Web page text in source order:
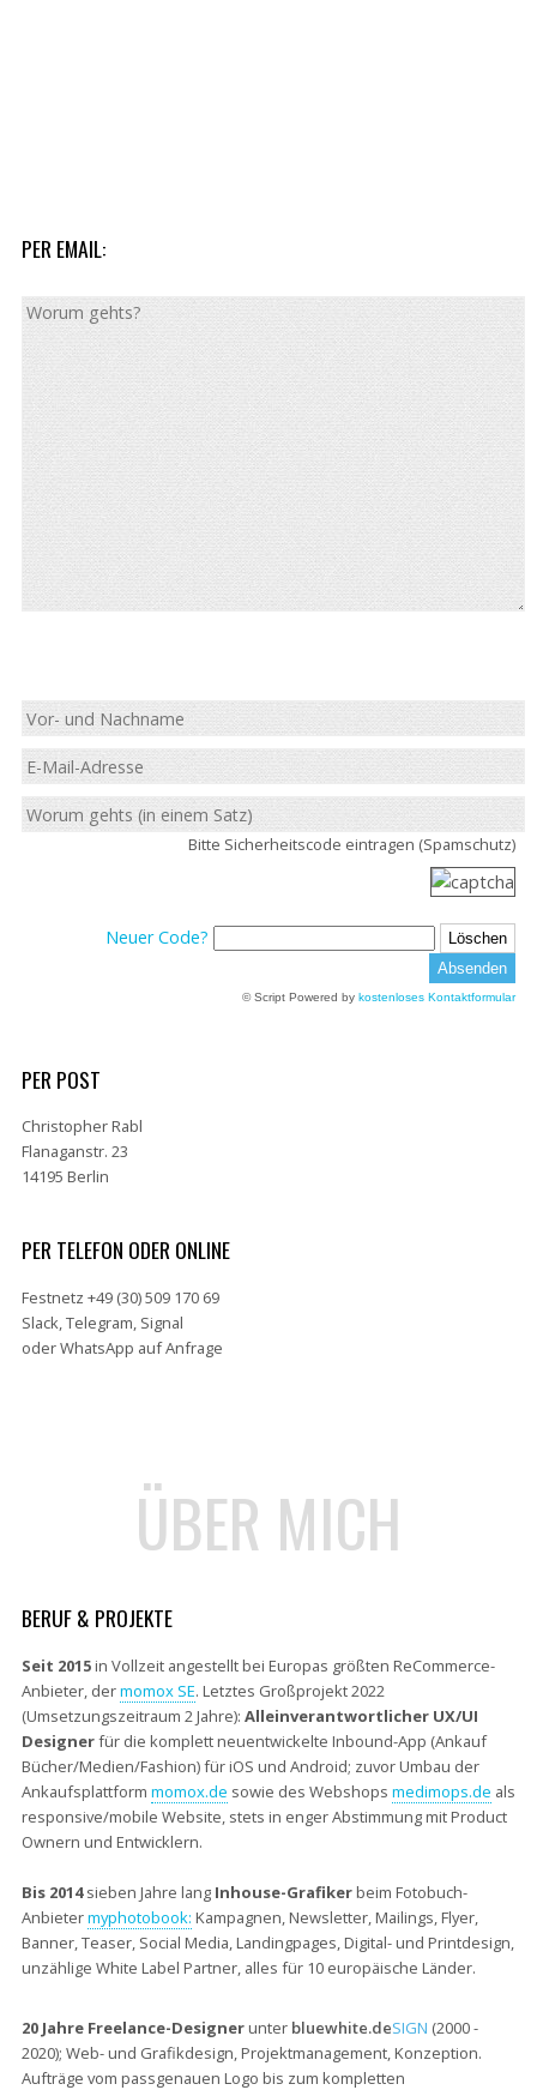
PER EMAIL:
Bitte Sicherheitscode eintragen (Spamschutz)
Neuer Code?
© Script Powered bykostenloses Kontaktformular
PER POST
Christopher Rabl
Flanaganstr. 23
14195 Berlin
PER TELEFON ODER ONLINE
Festnetz +49 (30) 509 170 69
Slack, Telegram, Signal
oder WhatsApp auf Anfrage
ÜBER MICH
BERUF & PROJEKTE
Seit 2015in Vollzeit angestellt bei Europas größten ReCommerce-
Anbieter, dermomox SE. Letztes Großprojekt 2022
(Umsetzungszeitraum 2 Jahre): Alleinverantwortlicher UX/UI
Designerfür die komplett neuentwickelte Inbound-App (Ankauf
Bücher/Medien/Fashion) für iOS und Android; zuvor Umbau der
Ankaufsplattform momox.de sowie des Webshops medimops.de als
responsive/mobile Website, stets in enger Abstimmung mit Product
Ownern und Entwicklern.
Bis 2014sieben Jahre lang Inhouse-Grafikerbeim Fotobuch-
Anbietermyphotobook: Kampagnen, Newsletter, Mailings, Flyer,
Banner, Teaser, Social Media, Landingpages, Digital- und Printdesign,
unzählige White Label Partner, alles für 10 europäische Länder.
20 Jahre Freelance-Designerunter bluewhite.deSIGN (2000 -
2020); Web- und Grafikdesign, Projektmanagement, Konzeption.
Aufträge vom passgenauen Logo bis zum kompletten